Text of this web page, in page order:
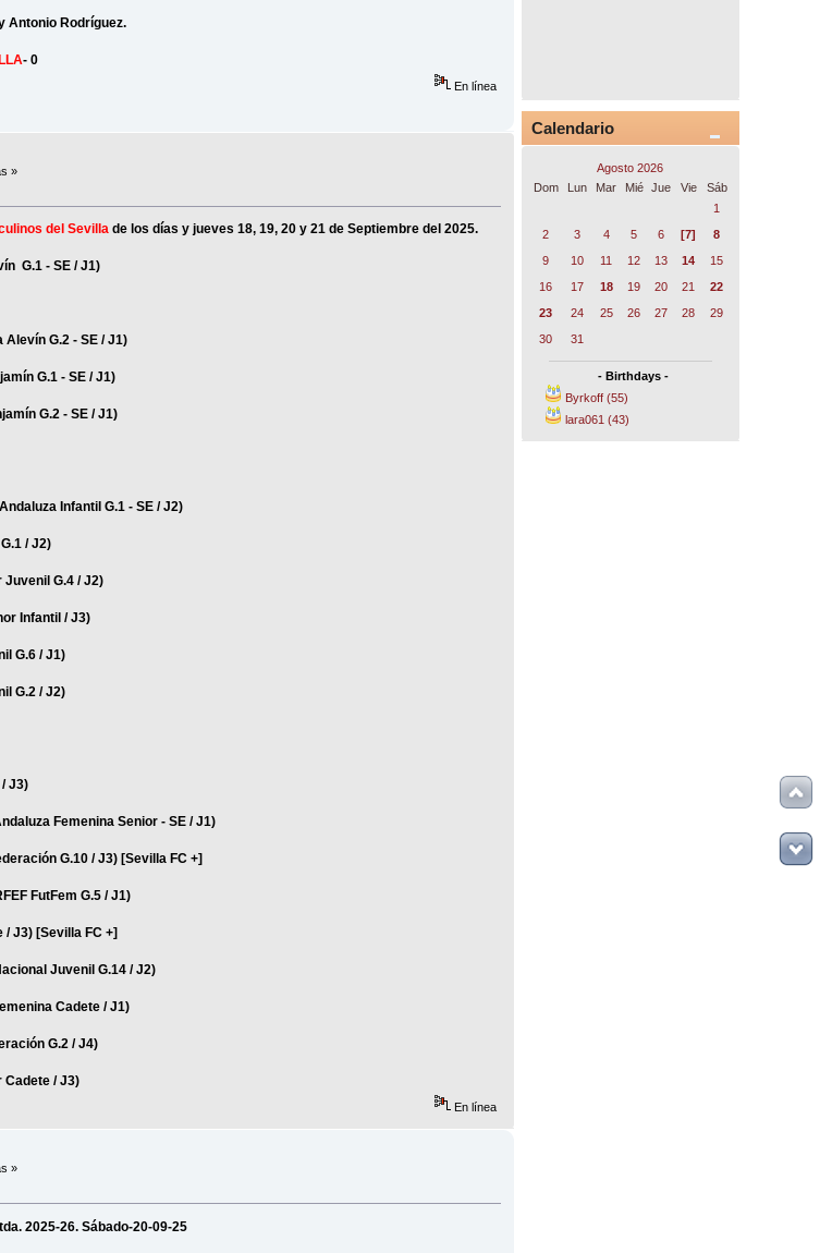
Antonio Rodríguez.
- 0
En línea
»
del Sevillade los días y jueves 18, 19, 20 y 21 de Septiembre del 2025.
G.1 - SE / J1)
Alevín G.2 - SE / J1)
G.1 - SE / J1)
G.2 - SE / J1)
Infantil G.1 - SE / J2)
/ J2)
G.4 / J2)
Infantil / J3)
G.6 / J1)
G.2 / J2)
J3)
Femenina Senior - SE / J1)
G.10 / J3) [Sevilla FC +]
FutFem G.5 / J1)
/ J3) [Sevilla FC +]
Juvenil G.14 / J2)
Cadete / J1)
G.2 / J4)
/ J3)
En línea
»
2025-26. Sábado-20-09-25
Calendario
Agosto 2026
Dom
Lun Mar Mié Jue Vie
Sáb
1
2
3 4 5 6 [7]
8
9
10 11 12 13 14
15
16
17 18 19 20 21
22
23
24 25 26 27 28
29
30
31
- Birthdays -
Byrkoff (55)
lara061 (43)